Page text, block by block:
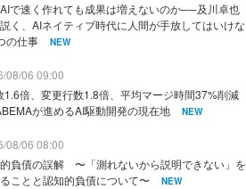
で速く作れても成果は増えないのか──及川卓也
く、AIネイティブ時代に人間が手放してはいけな
の仕事
NEW
08/06 09:00
1.6倍、変更行数1.8倍、平均マージ時間37%削減
が進めるAI駆動開発の現在地
NEW
08/06 08:00
負債の誤解 〜「測れないから説明できない」を
ことと認知的負債について〜
NEW